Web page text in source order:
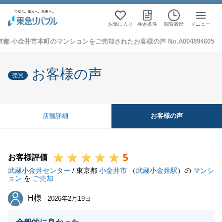
お気に入り 検索条件 閲覧履歴 メニュー
都 小金井市本町のマンションをご売却されたお客様の声 No.A004894605
売買 お客様の声
店舗詳細 お客様の声
お客様評価 5
武蔵小金井センター / 東京都 小金井市 （武蔵小金井駅）の マンシ
ョン を ご売却
H様
H様 2026年2月19日